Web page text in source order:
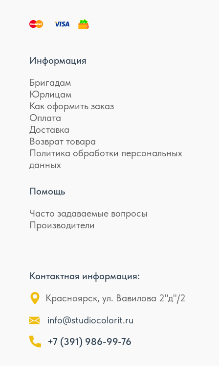
Информация
Бригадам
Юрлицам
Как оформить заказ
Оплата
Доставка
Возврат товара
Политика обработки персональных
данных
Помощь
Часто задаваемые вопросы
Производители
Контактная информация:
Красноярск, ул. Вавилова 2"д"/2
info@studiocolorit.ru
+7 (391) 986-99-76